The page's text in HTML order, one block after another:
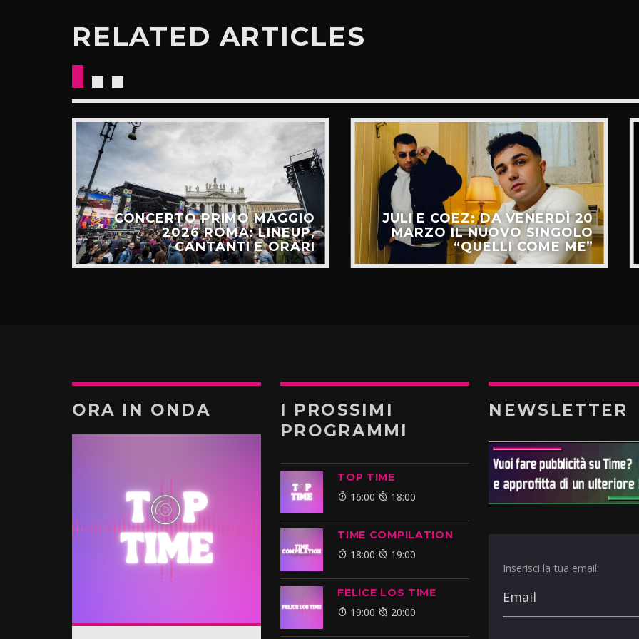
RELATED ARTICLES
CONCERTO PRIMO MAGGIO
2026 ROMA: LINEUP,
CANTANTI E ORARI
JULI E COEZ: DA VENERDÌ 20
MARZO IL NUOVO SINGOLO
“QUELLI COME ME”
ORA IN ONDA
I PROSSIMI
PROGRAMMI
TOP TIME
16:00 18:00
TIME COMPILATION
18:00 19:00
FELICE LOS TIME
19:00 20:00
NEWSLETTER
Inserisci la tua email: